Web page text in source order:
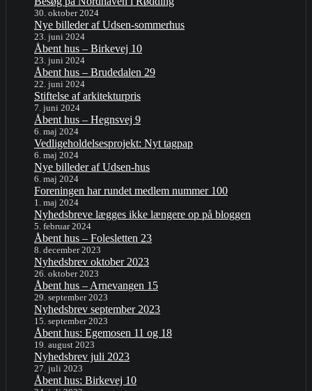
30. oktober 2024
Nye billeder af Udsen-sommerhus
23. juni 2024
Åbent hus – Birkevej 10
23. juni 2024
Åbent hus – Brudedalen 29
22. juni 2024
Stiftelse af arkitekturpris
7. juni 2024
Åbent hus – Hegnsvej 9
6. maj 2024
Vedligeholdelsesprojekt: Nyt tagpap
6. maj 2024
Nye billeder af Udsen-hus
6. maj 2024
Foreningen har rundet medlem nummer 100
1. maj 2024
Nyhedsbreve lægges ikke længere op på bloggen
5. februar 2024
Åbent hus – Folesletten 23
8. december 2023
Nyhedsbrev oktober 2023
26. oktober 2023
Åbent hus – Arnevangen 15
29. september 2023
Nyhedsbrev september 2023
15. september 2023
Åbent hus: Egemosen 11 og 18
19. august 2023
Nyhedsbrev juli 2023
27. juli 2023
Åbent hus: Birkevej 10